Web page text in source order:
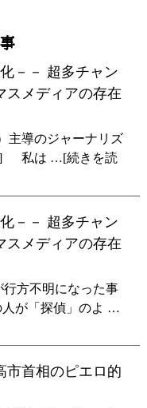
－－ 超多チャン
スメディアの存在
主導のジャーナリズ
] 私は …[続きを読
－－ 超多チャン
スメディアの存在
方不明になった事
人が「探偵」のよ …
市首相のピエロ的